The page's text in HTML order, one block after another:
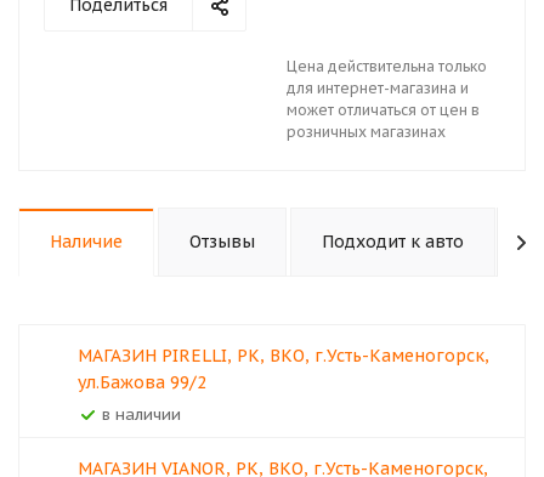
Поделиться
Цена действительна только
для интернет-магазина и
может отличаться от цен в
розничных магазинах
Наличие Отзывы Подходит к авто
МАГАЗИН PIRELLI, РК, ВКО, г.Усть-Каменогорск,
ул.Бажова 99/2
В наличии
МАГАЗИН VIANOR, РК, ВКО, г.Усть-Каменогорск,